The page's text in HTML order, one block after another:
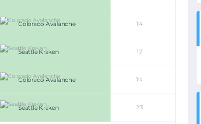
Colorado Avalanche 1:4
Seattle Kraken 1:2
Colorado Avalanche 1:4
Seattle Kraken 2:3